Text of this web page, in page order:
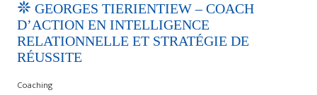
GEORGES TIERIENTIEW – COACH
D’ACTION EN INTELLIGENCE
RELATIONNELLE ET STRATÉGIE DE
RÉUSSITE
Coaching